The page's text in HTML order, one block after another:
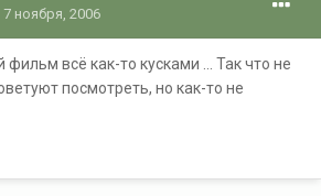
7 ноября, 2006
всё как-то кусками ... Так что не
посмотреть, но как-то не